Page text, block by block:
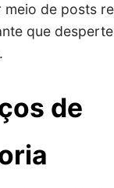
de posts
que
de